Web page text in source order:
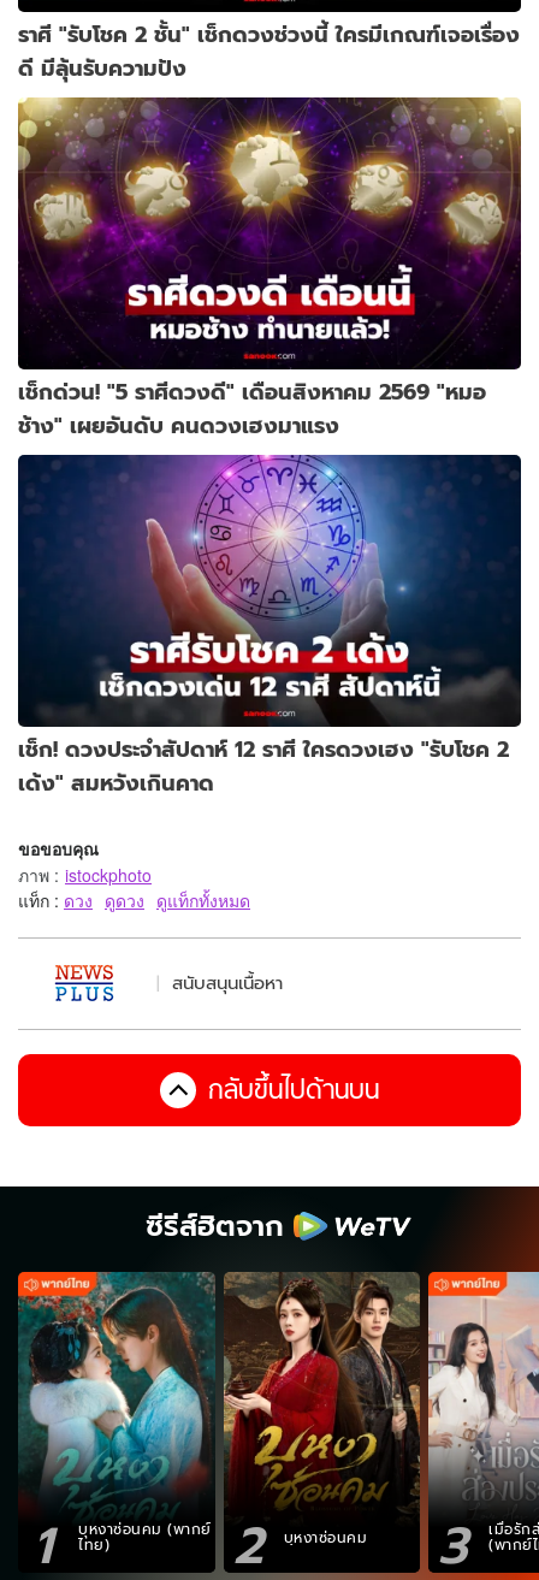
ราศี "รับโชค 2 ชั้น" เช็กดวงช่วงนี้ ใครมีเกณฑ์เจอเรื่อง
ดี มีลุ้นรับความปัง
เช็กด่วน! "5 ราศีดวงดี" เดือนสิงหาคม 2569 "หมอ
ช้าง" เผยอันดับ คนดวงเฮงมาแรง
เช็ก! ดวงประจำสัปดาห์ 12 ราศี ใครดวงเฮง "รับโชค 2
เด้ง" สมหวังเกินคาด
ขอขอบคุณ
ภาพ : istockphoto
แท็ก : ดวง ดูดวง ดูแท็กทั้งหมด
สนับสนุนเนื้อหา
กลับขึ้นไปด้านบน
ซีรีส์ฮิตจาก
1 บุหงาซ่อนคม (พากย์
ไทย) 2 บุหงาซ่อนคม 3 เมื่อรัก
(พากย์